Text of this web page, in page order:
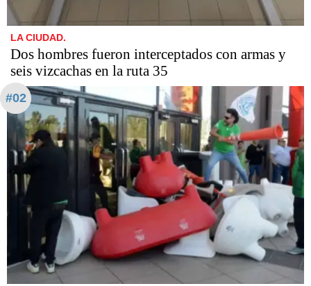
LA CIUDAD.
Dos hombres fueron interceptados con armas y
seis vizcachas en la ruta 35
#02